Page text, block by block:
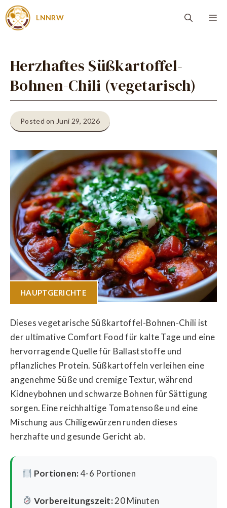
Zum
Inhalt
LNNRW
Herzhaftes Süßkartoffel-
Bohnen-Chili (vegetarisch)
Posted on Juni 29, 2026
HAUPTGERICHTE
Dieses vegetarische Süßkartoffel-Bohnen-Chili ist
der ultimative Comfort Food für kalte Tage und eine
hervorragende Quelle für Ballaststoffe und
pflanzliches Protein. Süßkartoffeln verleihen eine
angenehme Süße und cremige Textur, während
Kidneybohnen und schwarze Bohnen für Sättigung
sorgen. Eine reichhaltige Tomatensoße und eine
Mischung aus Chiligewürzen runden dieses
herzhafte und gesunde Gericht ab.
Portionen:4-6 Portionen
Vorbereitungszeit:20 Minuten